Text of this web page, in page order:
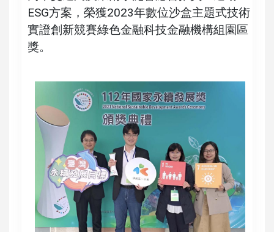
ESG方案，榮獲2023年數位沙盒主題式技術
實證創新競賽綠色金融科技金融機構組園區
獎。